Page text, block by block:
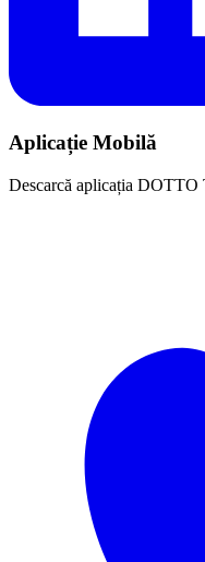
Aplicație Mobilă
Descarcă aplicația DOTTO